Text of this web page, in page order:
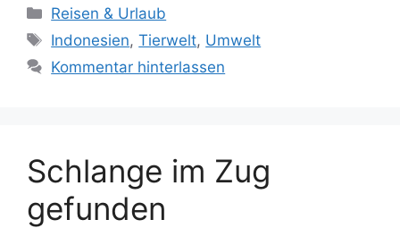
K
a
e
i
e
n
Reisen & Urlaub
S
c
w
r
Indonesien,Tierwelt, Umwelt
Kommentar hinterlassen
Schlange im Zug
gefunden